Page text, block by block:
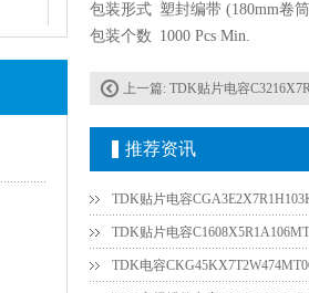
包装形式 塑封编带 (180mm卷
包装个数 1000 Pcs Min.
上一篇: TDK贴片电容
推荐资讯
TDK贴片电容
TDK贴片电容
TDK电容